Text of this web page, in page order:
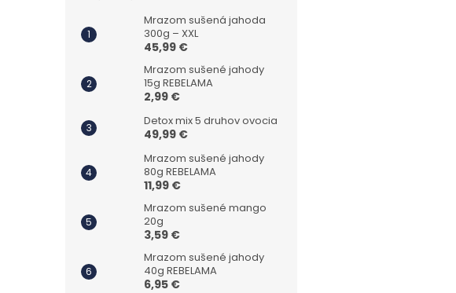
Mrazom sušená jahoda
300g – XXL
45,99 €
Mrazom sušené jahody
15g REBELAMA
2,99 €
Detox mix 5 druhov ovocia
49,99 €
Mrazom sušené jahody
80g REBELAMA
11,99 €
Mrazom sušené mango
20g
3,59 €
Mrazom sušené jahody
40g REBELAMA
6,95 €